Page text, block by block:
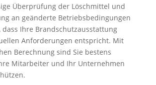
Überprüfung der Löschmittel und
an geänderte Betriebsbedingungen
Ihre Brandschutzausstattung
Anforderungen entspricht. Mit
Berechnung sind Sie bestens
Mitarbeiter und Ihr Unternehmen